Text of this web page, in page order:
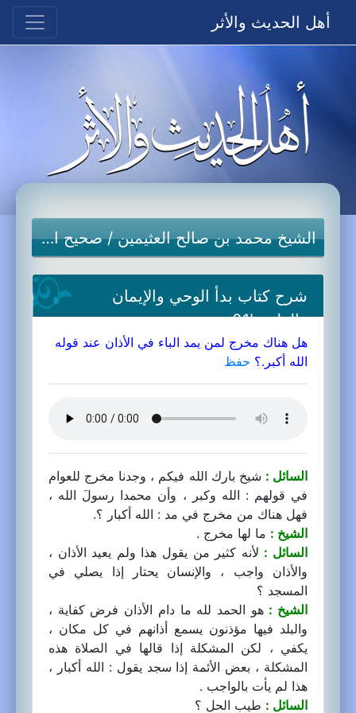
أهل الحديث والأثر
الشيخ محمد بن صالح العثيمين/صحيح البخاري
شرح كتاب بدأ الوحي والإيمان
والعلم-01b
هل هناك مخرج لمن يمد الباء في الأذان عند قوله
الله أكبر.؟ حفظ
السائل : شيخ بارك الله فيكم ، وجدنا مخرج للعوام
في قولهم : الله وكبر ، وأن محمدا رسولَ الله ،
فهل هناك من مخرج في مد : الله أكبار ؟.
الشيخ : ما لها مخرج .
السائل : لأنه كثير من يقول هذا ولم يعيد الأذان ،
والأذان واجب ، والإنسان يحتار إذا يصلي في
المسجد ؟
الشيخ : هو الحمد لله ما دام الأذان فرض كفاية ،
والبلد فيها مؤذنون يسمع أذانهم في كل مكان ،
يكفي ، لكن المشكلة إذا قالها في الصلاة هذه
المشكلة ، بعض الأئمة إذا سجد يقول : الله أكبار ،
هذا لم يأت بالواجب .
السائل : طيب الحل ؟